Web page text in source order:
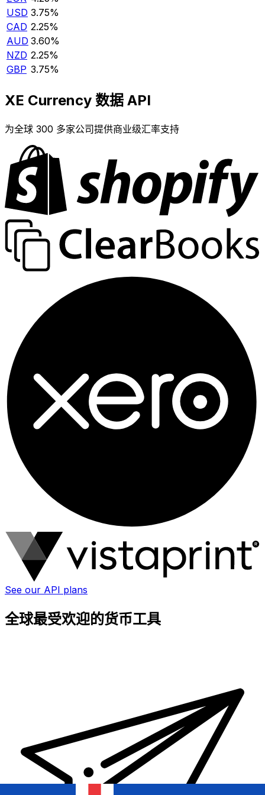
USD 3.75%
CAD 2.25%
AUD 3.60%
NZD 2.25%
GBP 3.75%
XE Currency 数据 API
为全球 300 多家公司提供商业级汇率支持
See our API plans
全球最受欢迎的货币工具